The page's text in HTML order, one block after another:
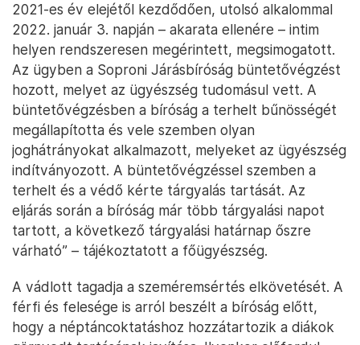
2021-es év elejétől kezdődően, utolsó alkalommal
2022. január 3. napján – akarata ellenére – intim
helyen rendszeresen megérintett, megsimogatott.
Az ügyben a Soproni Járásbíróság büntetővégzést
hozott, melyet az ügyészség tudomásul vett. A
büntetővégzésben a bíróság a terhelt bűnösségét
megállapította és vele szemben olyan
joghátrányokat alkalmazott, melyeket az ügyészség
indítványozott. A büntetővégzéssel szemben a
terhelt és a védő kérte tárgyalás tartását. Az
eljárás során a bíróság már több tárgyalási napot
tartott, a következő tárgyalási határnap őszre
várható” – tájékoztatott a főügyészség.
A vádlott tagadja a szeméremsértés elkövetését. A
férfi és felesége is arról beszélt a bíróság előtt,
hogy a néptáncoktatáshoz hozzátartozik a diákok